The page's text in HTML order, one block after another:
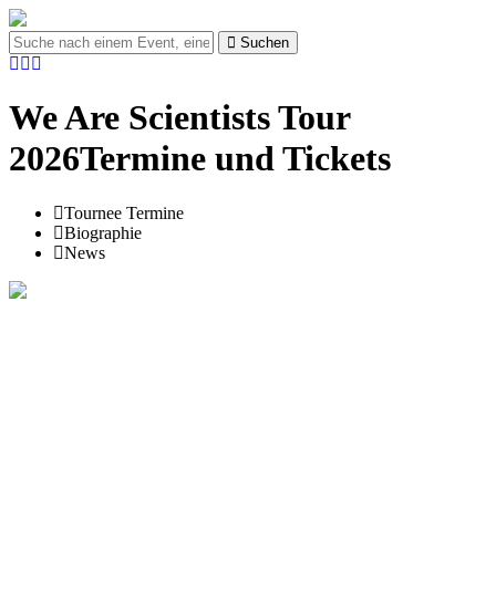
Suchen
We Are Scientists Tour
2026Termine und Tickets
Tournee Termine
Biographie
News